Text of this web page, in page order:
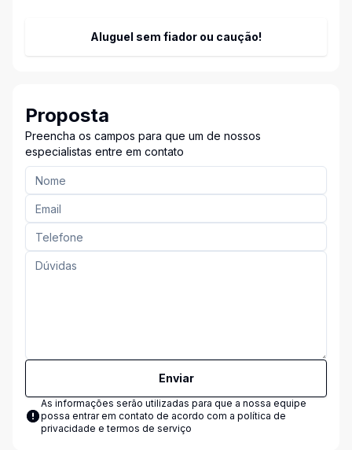
Aluguel sem fiador ou caução!
Proposta
Preencha os campos para que um de nossos
especialistas entre em contato
Enviar
As informações serão utilizadas para que a nossa equipe
possa entrar em contato de acordo com a política de
privacidade e termos de serviço